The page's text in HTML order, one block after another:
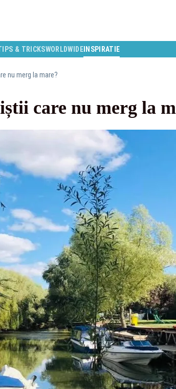
& TRICKSWORLDWIDEINSPIRATIE
nu merg la mare?
care nu merg la